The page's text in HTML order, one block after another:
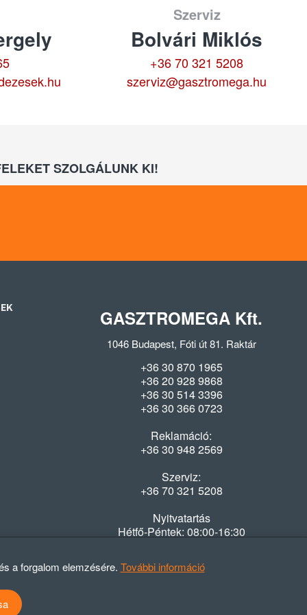
Szerviz
Bolvári Miklós
+36 70 321 5208
szerviz@gasztromega.hu
SZOLGÁLUNK KI!
GASZTROMEGA Kft.
1046 Budapest, Fóti út 81. Raktár
+36 30 870 1965
+36 20 928 9868
+36 30 514 3396
+36 30 366 0723
Reklamáció:
+36 30 948 2569
Szerviz:
+36 70 321 5208
Nyitvatartás
Hétfő-Péntek: 08:00-16:30
szabályzat
a forgalom elemzésére. További információ